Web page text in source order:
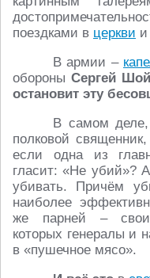
поездками в церкви
В армии –
обороны Сергей
остановит эту
В самом деле,
полковой
если одна из
гласит: «Не убий»?
убивать. Причём
наиболее
же парней –
которых генералы и
в «пушечное мясо».